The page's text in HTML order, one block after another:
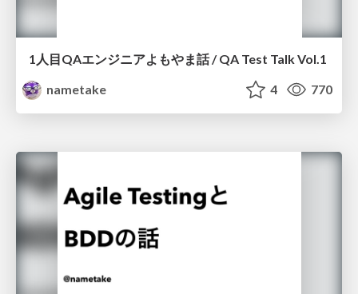
1人目QAエンジニアよもやま話 / QA Test Talk Vol.1
nametake
4 770